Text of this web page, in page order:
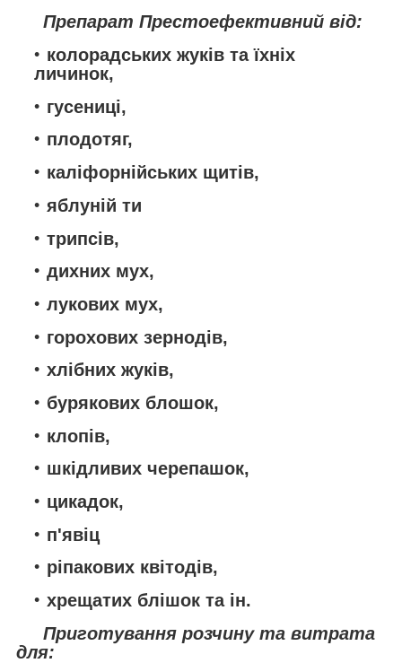
Препарат Престоефективний від:
колорадських жуків та їхніх
личинок,
гусениці,
плодотяг,
каліфорнійських щитів,
яблуній ти
трипсів,
дихних мух,
лукових мух,
горохових зернодів,
хлібних жуків,
бурякових блошок,
клопів,
шкідливих черепашок,
цикадок,
п'явіц
ріпакових квітодів,
хрещатих блішок та ін.
Приготування розчину та витрата
для: